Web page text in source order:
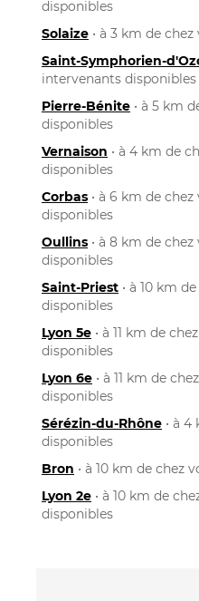
disponibles
Solaize • à 3 km de
Saint-Symphorien-
intervenants disponibles
Pierre-Bénite • à 5 km
disponibles
Vernaison • à 4 km de
disponibles
Corbas • à 6 km de
disponibles
Oullins • à 8 km de
disponibles
Saint-Priest • à 10 km
disponibles
Lyon 5e • à 11 km de
disponibles
Lyon 6e • à 11 km de
disponibles
Sérézin-du-Rhône • à
disponibles
Bron • à 10 km de chez
Lyon 2e • à 10 km de
disponibles